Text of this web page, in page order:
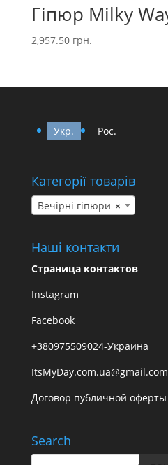
Гіпюр Milky
2,957.50 грн.
Укр. Рос.
Категорії товарів
×
Вечірні гіпюри
Наші контакти
Страница контактов
Instagram
Facebook
+380975509024-Украина
ItsMyDay.com.ua@gmail.com
Договор публичной оферты
Search
Пошук